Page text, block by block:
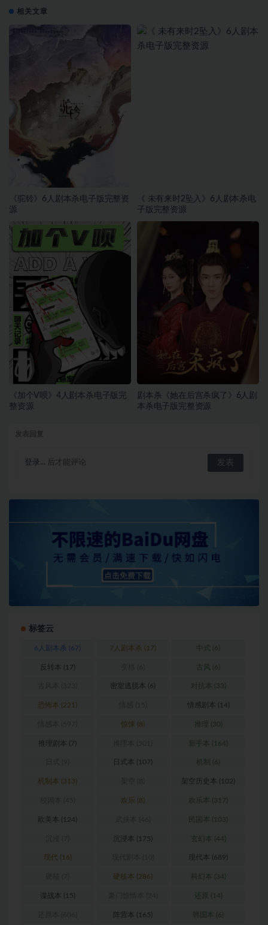
相关文章
《驼铃》6人剧本杀电子版完整资
源
《 未有来时2坠入》6人剧本杀电
子版完整资源
《加个V呗》4人剧本杀电子版完
整资源
剧本杀《她在后宫杀疯了》6人剧
本杀电子版完整资源
登录... 后才能评论
标签云
6人剧本杀 (67) 7人剧本杀 (17) 中式 (6)
反转本 (17) 古风 (6)
密室逃脱本 (6) 对抗本 (33)
恐怖本 (221) 情感剧本 (14)
惊悚 (8) 推理 (30)
推理剧本 (7) 新手本 (164)
日式本 (107) 机制 (6)
机制本 (313) 架空历史本 (102)
欢乐 (8) 欢乐本 (317)
欧美本 (124) 民国本 (103)
沉浸本 (175) 玄幻本 (44)
现代 (16) 现代本 (689)
硬核本 (286) 科幻本 (34)
谍战本 (15) 还原 (14)
阵营本 (165) 韩国本 (6)